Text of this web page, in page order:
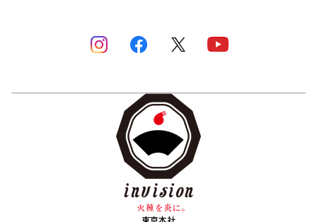
東京本社